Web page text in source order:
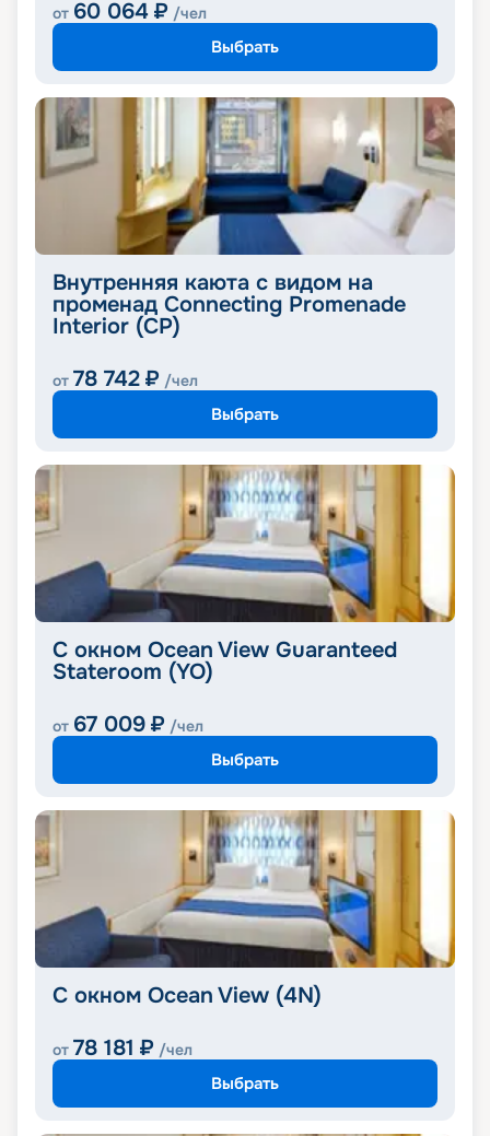
от 60 064 ₽ /чел
Выбрать
Внутренняя каюта с видом на
променад Connecting Promenade
Interior (CP)
от 78 742 ₽ /чел
Выбрать
С окном Ocean View Guaranteed
Stateroom (YO)
от 67 009 ₽ /чел
Выбрать
С окном Ocean View (4N)
от 78 181 ₽ /чел
Выбрать